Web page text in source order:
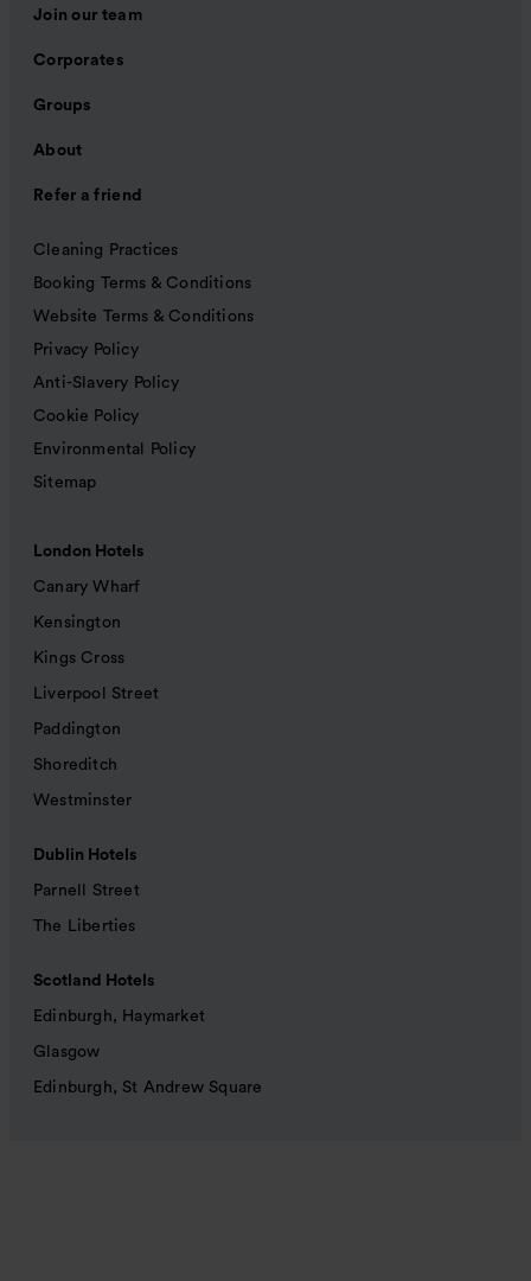
Join our team
Corporates
Groups
About
Refer a friend
Cleaning Practices
Booking Terms & Conditions
Website Terms & Conditions
Privacy Policy
Anti-Slavery Policy
Cookie Policy
Environmental Policy
Sitemap
London Hotels
Canary Wharf
Kensington
Kings Cross
Liverpool Street
Paddington
Shoreditch
Westminster
Dublin Hotels
Parnell Street
The Liberties
Scotland Hotels
Edinburgh, Haymarket
Glasgow
Edinburgh, St Andrew Square